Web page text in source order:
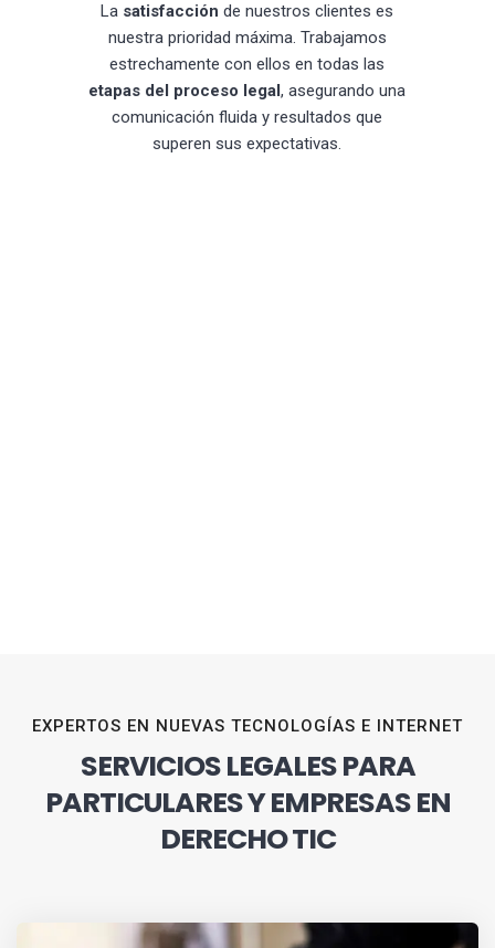
La satisfacción de nuestros clientes es
nuestra prioridad máxima. Trabajamos
estrechamente con ellos en todas las
etapas del proceso legal, asegurando una
comunicación fluida y resultados que
superen sus expectativas.
EXPERTOS EN NUEVAS TECNOLOGÍAS E INTERNET
SERVICIOS LEGALES PARA
PARTICULARES Y EMPRESAS EN
DERECHO TIC